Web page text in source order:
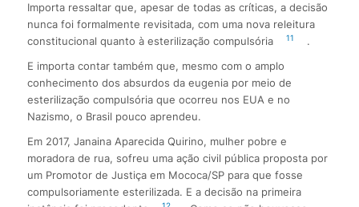
Importa ressaltar que, apesar de todas as críticas, a decisão
nunca foi formalmente revisitada, com uma nova releitura
constitucional quanto à esterilização compulsória
11
.
E importa contar também que, mesmo com o amplo
conhecimento dos absurdos da eugenia por meio de
esterilização compulsória que ocorreu nos EUA e no
Nazismo, o Brasil pouco aprendeu.
Em 2017, Janaina Aparecida Quirino, mulher pobre e
moradora de rua, sofreu uma ação civil pública proposta por
um Promotor de Justiça em Mococa/SP para que fosse
compulsoriamente esterilizada. E a decisão na primeira